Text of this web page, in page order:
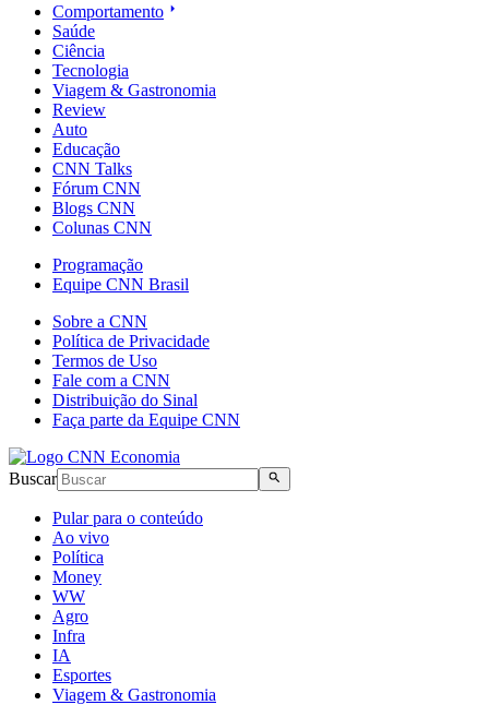
Comportamento
Saúde
Ciência
Tecnologia
Viagem & Gastronomia
Review
Auto
Educação
CNN Talks
Fórum CNN
Blogs CNN
Colunas CNN
Programação
Equipe CNN Brasil
Sobre a CNN
Política de Privacidade
Termos de Uso
Fale com a CNN
Distribuição do Sinal
Faça parte da Equipe CNN
Buscar
Pular para o conteúdo
Ao vivo
Política
Money
WW
Agro
Infra
IA
Esportes
Viagem & Gastronomia